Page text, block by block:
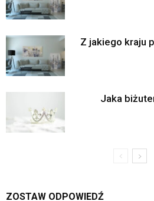
Z jakiego kraju
Jaka
ZOSTAW ODPOWIEDŹ